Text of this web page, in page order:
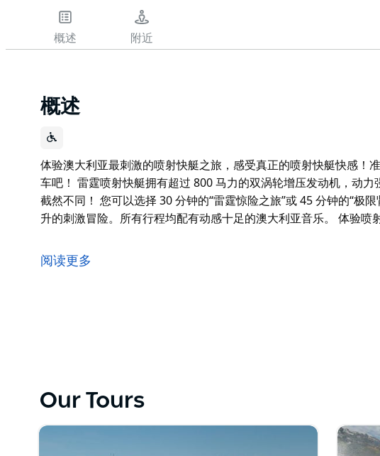
概述 附近
概述
体验澳大利亚最刺激的喷射快艇之旅，感受真正的喷射快艇快感！
车吧！ 雷霆喷射快艇拥有超过 800 马力的双涡轮增压发动机，动
截然不同！ 您可以选择 30 分钟的“雷霆惊险之旅”或 45 分钟的“极
升的刺激冒险。所有行程均配有动感十足的澳大利亚音乐。 体验喷
车吧！
阅读更多
Our Tours